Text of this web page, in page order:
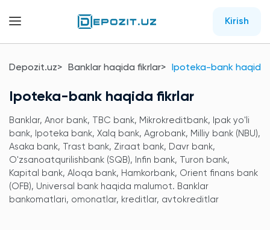
Kirish
Depozit.uz Banklar haqida fikrlar Ipoteka-bank haqida
Ipoteka-bank haqida fikrlar
Banklar, Anor bank, TBC bank, Mikrokreditbank, Ipak yo'li
bank, Ipoteka bank, Xalq bank, Agrobank, Milliy bank (NBU),
Asaka bank, Trast bank, Ziraat bank, Davr bank,
O'zsanoatqurilishbank (SQB), Infin bank, Turon bank,
Kapital bank, Aloqa bank, Hamkorbank, Orient finans bank
(OFB), Universal bank haqida malumot. Banklar
bankomatlari, omonatlar, kreditlar, avtokreditlar